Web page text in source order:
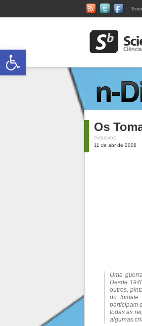
Os
PUBLICADO
11 de abr de 2008
Uma
Desde
outros,
do
participam
todas as
algumas
Abrir a barra de